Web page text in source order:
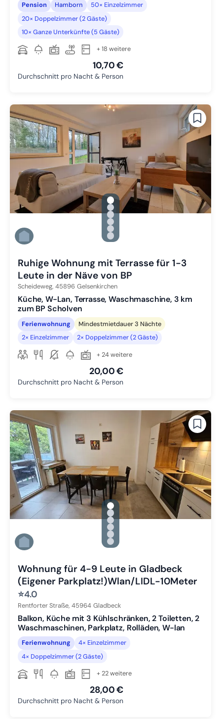
Pension Hamborn
50× Einzelzimmer
20× Doppelzimmer (2 Gäste)
10× Ganze Unterkünfte (5 Gäste)
+ 18 weitere
10,70 €
Durchschnitt pro Nacht & Person
gallery.slide_selector
Zu Slide 1 wechseln
Zu Slide 2 wechseln
Zu Slide 3 wechseln
Zu Slide 4 wechseln
Zu Slide 5 wechseln
Zu Slide 6 wechseln
Ruhige Wohnung mit Terrasse für 1-3
Leute in der Näve von BP
Scheideweg, 45896 Gelsenkirchen
Küche, W-Lan, Terrasse, Waschmaschine, 3 km
zum BP Scholven
Ferienwohnung
Mindestmietdauer 3 Nächte
2× Einzelzimmer
2× Doppelzimmer (2 Gäste)
+ 24 weitere
20,00 €
Durchschnitt pro Nacht & Person
gallery.slide_selector
Zu Slide 1 wechseln
Zu Slide 2 wechseln
Zu Slide 3 wechseln
Zu Slide 4 wechseln
Zu Slide 5 wechseln
Zu Slide 6 wechseln
Wohnung für 4-9 Leute in Gladbeck
(Eigener Parkplatz!)Wlan/LIDL-10Meter
⭐4.0
Rentforter Straße, 45964 Gladbeck
Balkon, Küche mit 3 Kühlschränken, 2 Toiletten, 2
Waschmaschinen, Parkplatz, Rolläden, W-lan
Ferienwohnung
4× Einzelzimmer
4× Doppelzimmer (2 Gäste)
+ 22 weitere
28,00 €
Durchschnitt pro Nacht & Person